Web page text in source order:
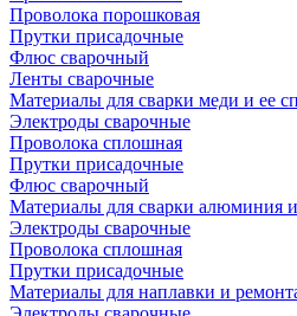
Проволока порошковая
Прутки присадочные
Флюс сварочный
Ленты сварочные
Материалы для сварки меди и ее
Электроды сварочные
Проволока сплошная
Прутки присадочные
Флюс сварочный
Материалы для сварки алюминия и
Электроды сварочные
Проволока сплошная
Прутки присадочные
Материалы для наплавки и